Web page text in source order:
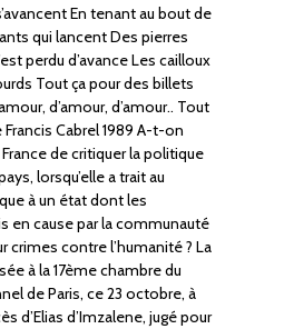
En tenant au bout de
qui lancent Des pierres
perdu d’avance Les cailloux
Tout ça pour des billets
d’amour, d’amour.. Tout
Cabrel 1989 A-t-on
de critiquer la politique
lorsqu’elle a trait au
à un état dont les
en cause par la communauté
crimes contre l’humanité ? La
à la 17ème chambre du
de Paris, ce 23 octobre, à
d’Elias d’Imzalene, jugé pour